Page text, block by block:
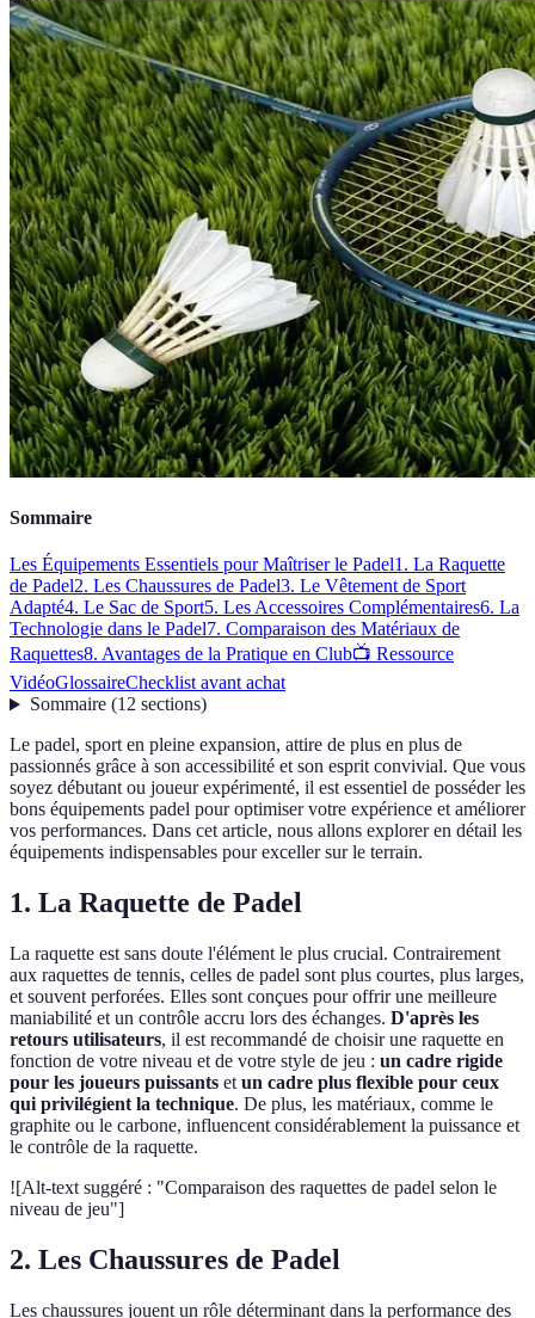
Sommaire
Les Équipements Essentiels pour Maîtriser le Padel1. La Raquette
de Padel2. Les Chaussures de Padel3. Le Vêtement de Sport
Adapté4. Le Sac de Sport5. Les Accessoires Complémentaires6. La
Technologie dans le Padel7. Comparaison des Matériaux de
Raquettes8. Avantages de la Pratique en Club📺 Ressource
VidéoGlossaireChecklist avant achat
Sommaire(12 sections)
Le padel, sport en pleine expansion, attire de plus en plus de
passionnés grâce à son accessibilité et son esprit convivial. Que vous
soyez débutant ou joueur expérimenté, il est essentiel de posséder les
bons équipements padel pour optimiser votre expérience et améliorer
vos performances. Dans cet article, nous allons explorer en détail les
équipements indispensables pour exceller sur le terrain.
1. La Raquette de Padel
La raquette est sans doute l'élément le plus crucial. Contrairement
aux raquettes de tennis, celles de padel sont plus courtes, plus larges,
et souvent perforées. Elles sont conçues pour offrir une meilleure
maniabilité et un contrôle accru lors des échanges. D'après les
retours utilisateurs, il est recommandé de choisir une raquette en
fonction de votre niveau et de votre style de jeu : un cadre rigide
pour les joueurs puissants et un cadre plus flexible pour ceux
qui privilégient la technique. De plus, les matériaux, comme le
graphite ou le carbone, influencent considérablement la puissance et
le contrôle de la raquette.
![Alt-text suggéré : "Comparaison des raquettes de padel selon le
niveau de jeu"]
2. Les Chaussures de Padel
Les chaussures jouent un rôle déterminant dans la performance des